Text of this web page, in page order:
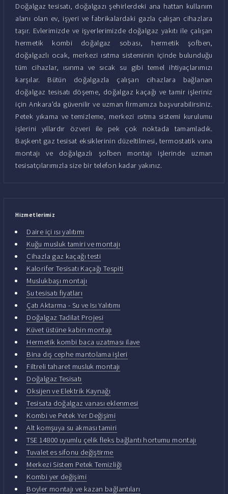
Doğalgaz tesisatı, doğalgazı şehirlerdeki ana hattan kullanım
alanı olan ev, işyeri ve fabrikalardaki gazla çalışan cihazlara
taşır. Evlerimizde ve işyerlerimizde doğalgaz yakıtı ile çalışan
hermetik kombi doğalgaz sobası, hermetik şofben,
doğalgazlı ocak, merkezi ısıtma sisteminin içinde bulunduğu
tüm cihazlar, ısınma ve sıcak su gibi temel ihtiyaçlarımızı
karşılar. Bütün doğalgazla çalışan cihazlara bağlanan
doğalgaz tesisatı döşeme, doğalgaz kaçağı ve tamir işleriniz
için Ankara'da güvenilir ve uzman firmamıza başvurabilirsiniz.
Petek yıkama ve temizleme, merkezi ısıtma sistemi kurulumu
işlerini yıllardır özveri ile pek çok noktada tamamladık.
Başkent gaz tesisat eksiklerinin düzeltilmesi, termostatik vana
montajı ve doğalgazlı şofben montajı işlerinde uzman
tesisatçılarımızla size bir telefon kadar yakınız.
Hizmetlerimiz
Daire içi ısı yalıtımı
Kuğu musluk tamiri ve montajı
Cihazla gaz kaçağı testi
Kalorifer Tesisatı Kaçağı Tespiti
Muslukbaşı montajı
Su tesisatı fiyatları
Çatı Aktarma - Su ve Isı Yalıtımı
Doğalgaz Tadilat Projesi
Küvet üstüne kabin montajı
Hermetik kombi baca uzatması ilave
Bina dış cephe mantolama işleri
Filtreli taharet musluk montajı
Doğalgaz Tesisatı
Oksijen ve Elektrik Kaynağı
Tesisata doğalgaz vanası eklenmesi
Kombi ve Petek Yer Değişimi
Alt komşuya su akması tamiri
TSE 14800 uyumlu çelik fleks bağlantı hortumu montajı
Tuvalet es sifonu değiştirme
Merkezi Sistem Petek Temizliği
Kombi yer değişimi
Boyler montajı ve kazan bağlantıları